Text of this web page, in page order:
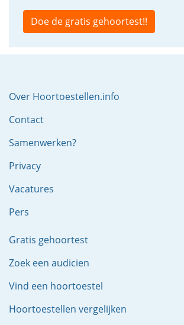
Doe de gratis gehoortest!!
Over Hoortoestellen.info
Contact
Samenwerken?
Privacy
Vacatures
Pers
Gratis gehoortest
Zoek een audicien
Vind een hoortoestel
Hoortoestellen vergelijken